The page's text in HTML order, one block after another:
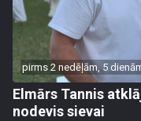
pirms 2 nedēļām, 5
Elmārs Tannis
nodevis sievai